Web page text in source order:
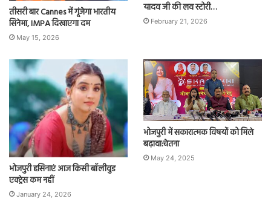
तीसरी बार Cannes में गूंजेगा भारतीय
सिनेमा, IMPA दिखाएगा दम
May 15, 2026
यादव जी की लव स्टोरी…
February 21, 2026
भोजपुरी हसिनाएं आज किसी बॉलीवुड
एक्ट्रेस कम नहीं
January 24, 2026
भोजपुरी में सकारात्मक विषयों को मिले
बढ़ावा:चेतना
May 24, 2025